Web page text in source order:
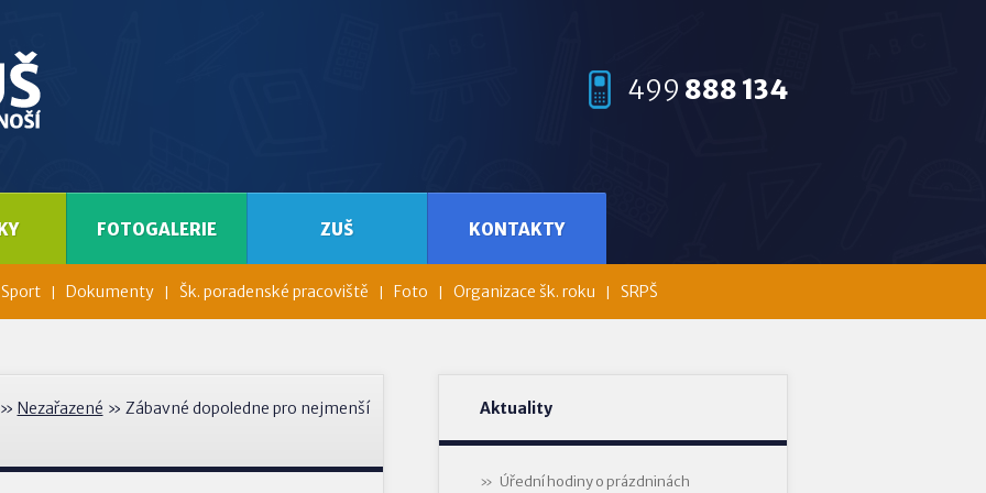
499 888 134
Sport Dokumenty Šk. poradenské pracoviště Foto Organizace šk. roku SRPŠ
FOTOGALERIE ZUŠ KONTAKTY
Nezařazené » Zábavné dopoledne pro nejmenší
Aktuality
Úřední hodiny o prázdninách